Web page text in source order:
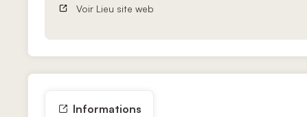
Voir Lieu site web
Informations